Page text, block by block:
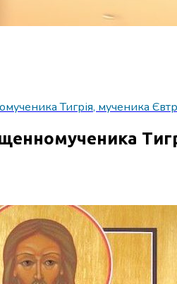
Тигрія, мученика